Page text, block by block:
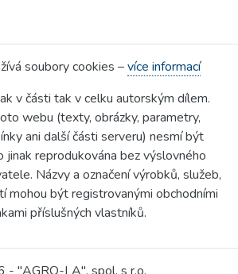
soubory cookies –více informací
v části tak v celku autorským dílem.
webu (texty, obrázky, parametry,
ani další části serveru) nesmí být
jinak reprodukována bez výslovného
Názvy a označení výrobků, služeb,
mohou být registrovanými obchodními
příslušných vlastníků.